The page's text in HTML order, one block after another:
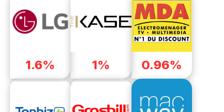
1.6% 1% 0.96%